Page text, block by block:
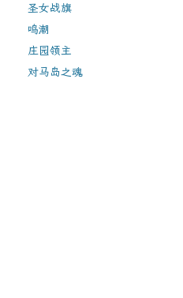
圣女战旗
鸣潮
庄园领主
对马岛之魂